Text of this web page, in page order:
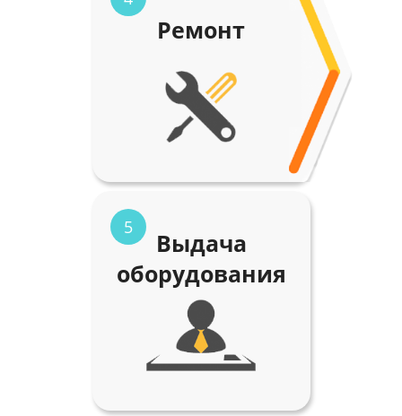
Ремонт
5
Выдача
оборудования